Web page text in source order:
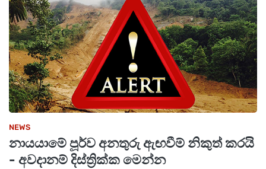
NEWS
නායයාමේ පූර්ව අනතුරු ඇඟවීම් නිකුත් කරයි
- අවදානම් දිස්ත්‍රික්ක මෙන්න